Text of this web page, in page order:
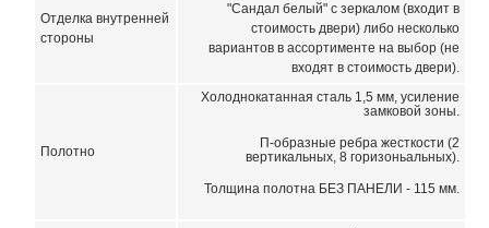
Отделка внутренней
стороны
"Сандал белый" с зеркалом (входит в
стоимость двери) либо несколько
вариантов в ассортименте на выбор (не
входят в стоимость двери).
Полотно
Холоднокатанная сталь 1,5 мм, усиление
замковой зоны.
П-образные ребра жесткости (2
вертикальных, 8 горизоньальных).
Толщина полотна БЕЗ ПАНЕЛИ - 115 мм.